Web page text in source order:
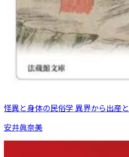
怪異と身体の民俗学 異界から出産
安井眞奈美